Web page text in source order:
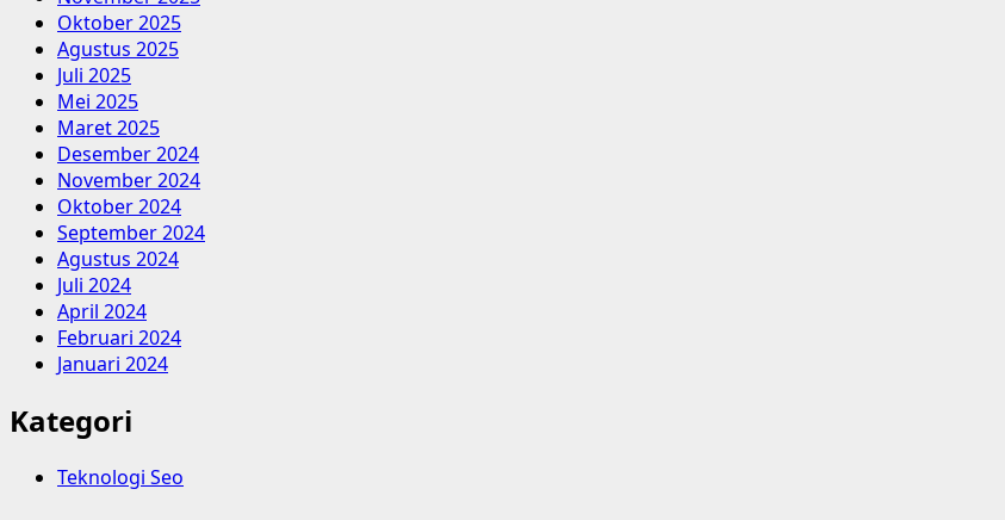
Oktober 2025
Agustus 2025
Juli 2025
Mei 2025
Maret 2025
Desember 2024
November 2024
Oktober 2024
September 2024
Agustus 2024
Juli 2024
April 2024
Februari 2024
Januari 2024
Kategori
Teknologi Seo